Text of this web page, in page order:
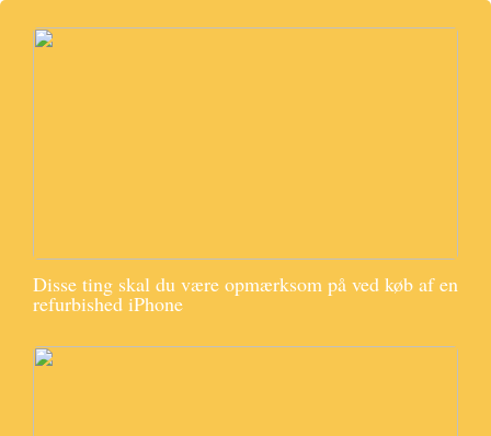
Disse ting skal du være opmærksom på ved køb af en
refurbished iPhone